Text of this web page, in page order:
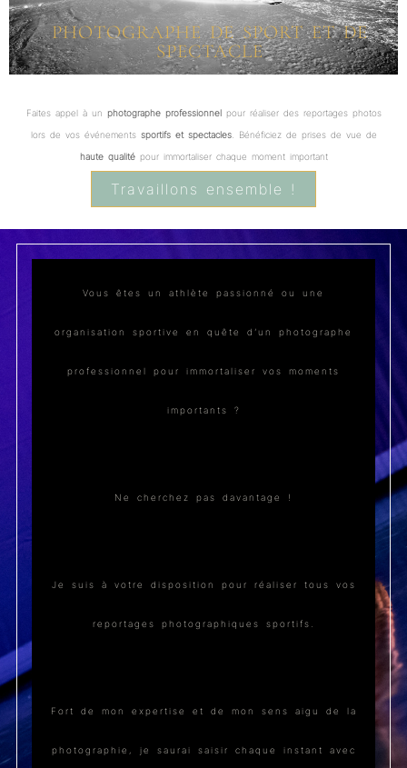
PHOTOGRAPHE DE SPORT ET DE
SPECTACLE
Faites appel à un photographe professionnelpour réaliser des reportages photos
lors de vos événements sportifs et spectacles. Bénéficiez de prises de vue de
haute qualitépour immortaliser chaque moment important
Travaillons ensemble !
Vous êtes un athlète passionné ou une
organisation sportive en quête d’un photographe
professionnel pour immortaliser vos moments
importants ?
Ne cherchez pas davantage !
Je suis à votre disposition pour réaliser tous vos
reportages photographiques sportifs.
Fort de mon expertise et de mon sens aigu de la
photographie, je saurai saisir chaque instant avec